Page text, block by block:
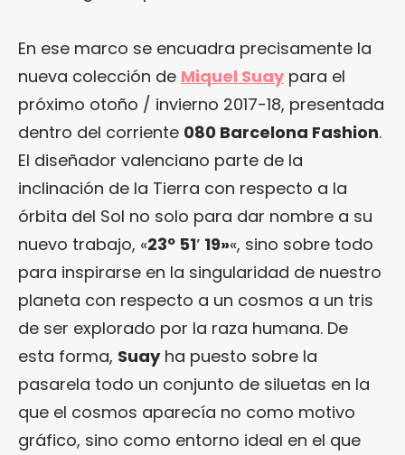
En ese marco se encuadra precisamente la
nueva colección de Miquel Suay para el
próximo otoño / invierno 2017-18, presentada
dentro del corriente 080 Barcelona Fashion.
El diseñador valenciano parte de la
inclinación de la Tierra con respecto a la
órbita del Sol no solo para dar nombre a su
nuevo trabajo, «23º 51′ 19»«, sino sobre todo
para inspirarse en la singularidad de nuestro
planeta con respecto a un cosmos a un tris
de ser explorado por la raza humana. De
esta forma, Suayha puesto sobre la
pasarela todo un conjunto de siluetas en la
que el cosmos aparecía no como motivo
gráfico, sino como entorno ideal en el que